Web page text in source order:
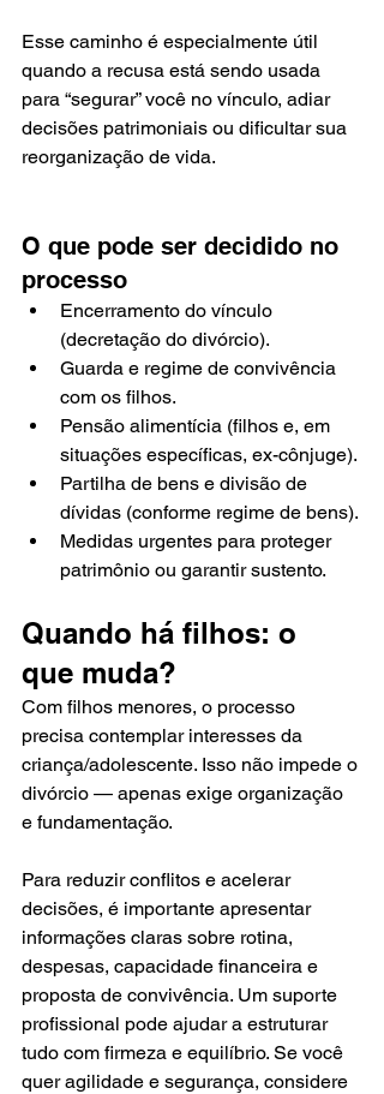
Esse caminho é especialmente útil
quando a recusa está sendo usada
para “segurar” você no vínculo, adiar
decisões patrimoniais ou dificultar sua
reorganização de vida.
O que pode ser decidido no
processo
Encerramento do vínculo
(decretação do divórcio).
Guarda e regime de convivência
com os filhos.
Pensão alimentícia (filhos e, em
situações específicas, ex-cônjuge).
Partilha de bens e divisão de
dívidas (conforme regime de bens).
Medidas urgentes para proteger
patrimônio ou garantir sustento.
Quando há filhos: o
que muda?
Com filhos menores, o processo
precisa contemplar interesses da
criança/adolescente. Isso não impede o
divórcio — apenas exige organização
e fundamentação.
Para reduzir conflitos e acelerar
decisões, é importante apresentar
informações claras sobre rotina,
despesas, capacidade financeira e
proposta de convivência. Um suporte
profissional pode ajudar a estruturar
tudo com firmeza e equilíbrio. Se você
quer agilidade e segurança, considere